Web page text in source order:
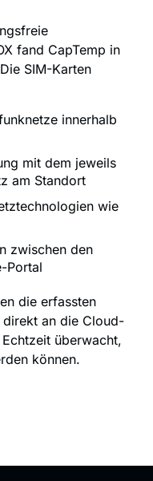
fand CapTemp in
SIM-Karten
innerhalb
mit dem jeweils
am Standort
wie
zwischen den
Portal
die erfassten
direkt an die Cloud-
überwacht,
können.